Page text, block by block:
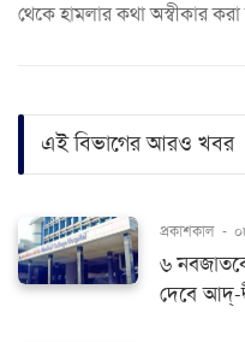
থেকে হামলার কথা অস্বীকার
এই বিভাগের আরও খবর
প্রকাশকাল -
৬
দেবে আদ্-